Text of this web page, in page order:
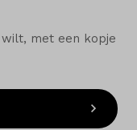
met een kopje